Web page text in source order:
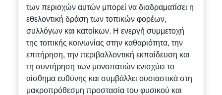
των περιοχών αυτών μπορεί να διαδραματίσει η
εθελοντική δράση των τοπικών φορέων,
συλλόγων και κατοίκων. Η ενεργή συμμετοχή
της τοπικής κοινωνίας στην καθαριότητα, την
επιτήρηση, την περιβαλλοντική εκπαίδευση και
τη συντήρηση των μονοπατιών ενισχύει το
αίσθημα ευθύνης και συμβάλλει ουσιαστικά στη
μακροπρόθεσμη προστασία του φυσικού και